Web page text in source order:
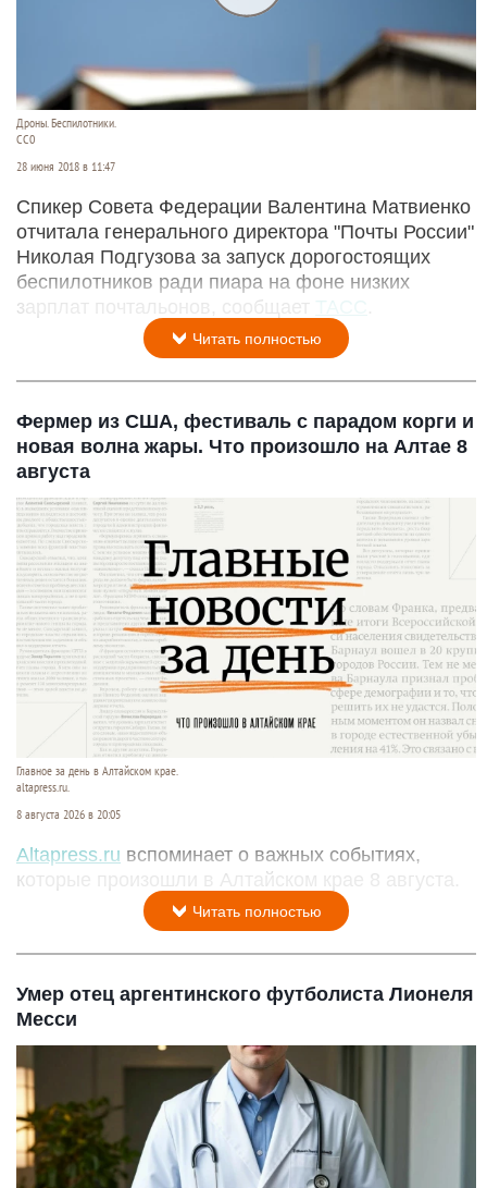
Дроны. Беспилотники.
СС0
28 июня 2018 в 11:47
Спикер Совета Федерации Валентина Матвиенко
отчитала генерального директора "Почты России"
Николая Подгузова за запуск дорогостоящих
беспилотников ради пиара на фоне низких
зарплат почтальонов, сообщает ТАСС
Читать полностью
Фермер из США, фестиваль с парадом корги и
новая волна жары. Что произошло на Алтае 8
августа
Главное за день в Алтайском крае.
altapress.ru.
8 августа 2026 в 20:05
Altapress.ru вспоминает о важных событиях,
которые произошли в Алтайском крае 8 августа.
Читать полностью
Умер отец аргентинского футболиста Лионеля
Месси